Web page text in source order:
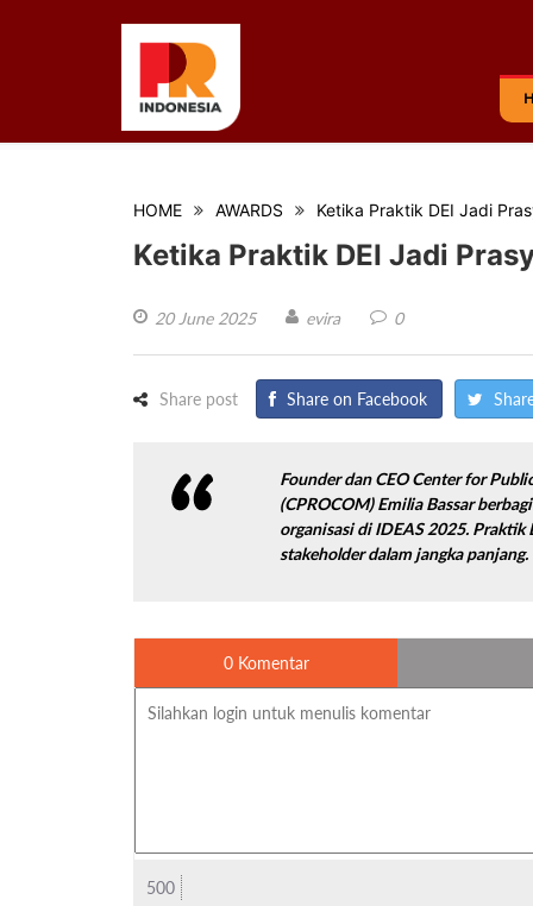
HOME AWARDS Ketika Praktik DEI Jadi
Ketika Praktik DEI Jadi
20 June 2025 evira 0
Share post Share on Facebook
Founder dan CEO Center for
(CPROCOM) Emilia Bassar
organisasi di IDEAS 2025.
stakeholder dalam jangka panjang.
0 Komentar
500